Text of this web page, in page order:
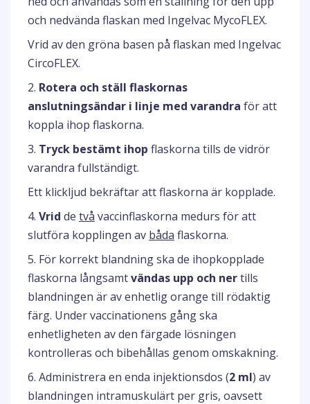
och nedvända flaskan med Ingelvac MycoFLEX.
Vrid av den gröna basen på flaskan med Ingelvac
CircoFLEX.
2. Rotera och ställ flaskornas
anslutningsändar i linje med varandra för att
koppla ihop flaskorna.
3. Tryck bestämt ihop flaskorna tills de vidrör
varandra fullständigt.
Ett klickljud bekräftar att flaskorna är kopplade.
4. Vrid de två vaccinflaskorna medurs för att
slutföra kopplingen av båda flaskorna.
5. För korrekt blandning ska de ihopkopplade
flaskorna långsamtvändas upp och nertills
blandningen är av enhetlig orange till rödaktig
färg. Under vaccinationens gång ska
enhetligheten av den färgade lösningen
kontrolleras och bibehållas genom omskakning.
6. Administrera en enda injektionsdos (2 ml) av
blandningen intramuskulärt per gris, oavsett